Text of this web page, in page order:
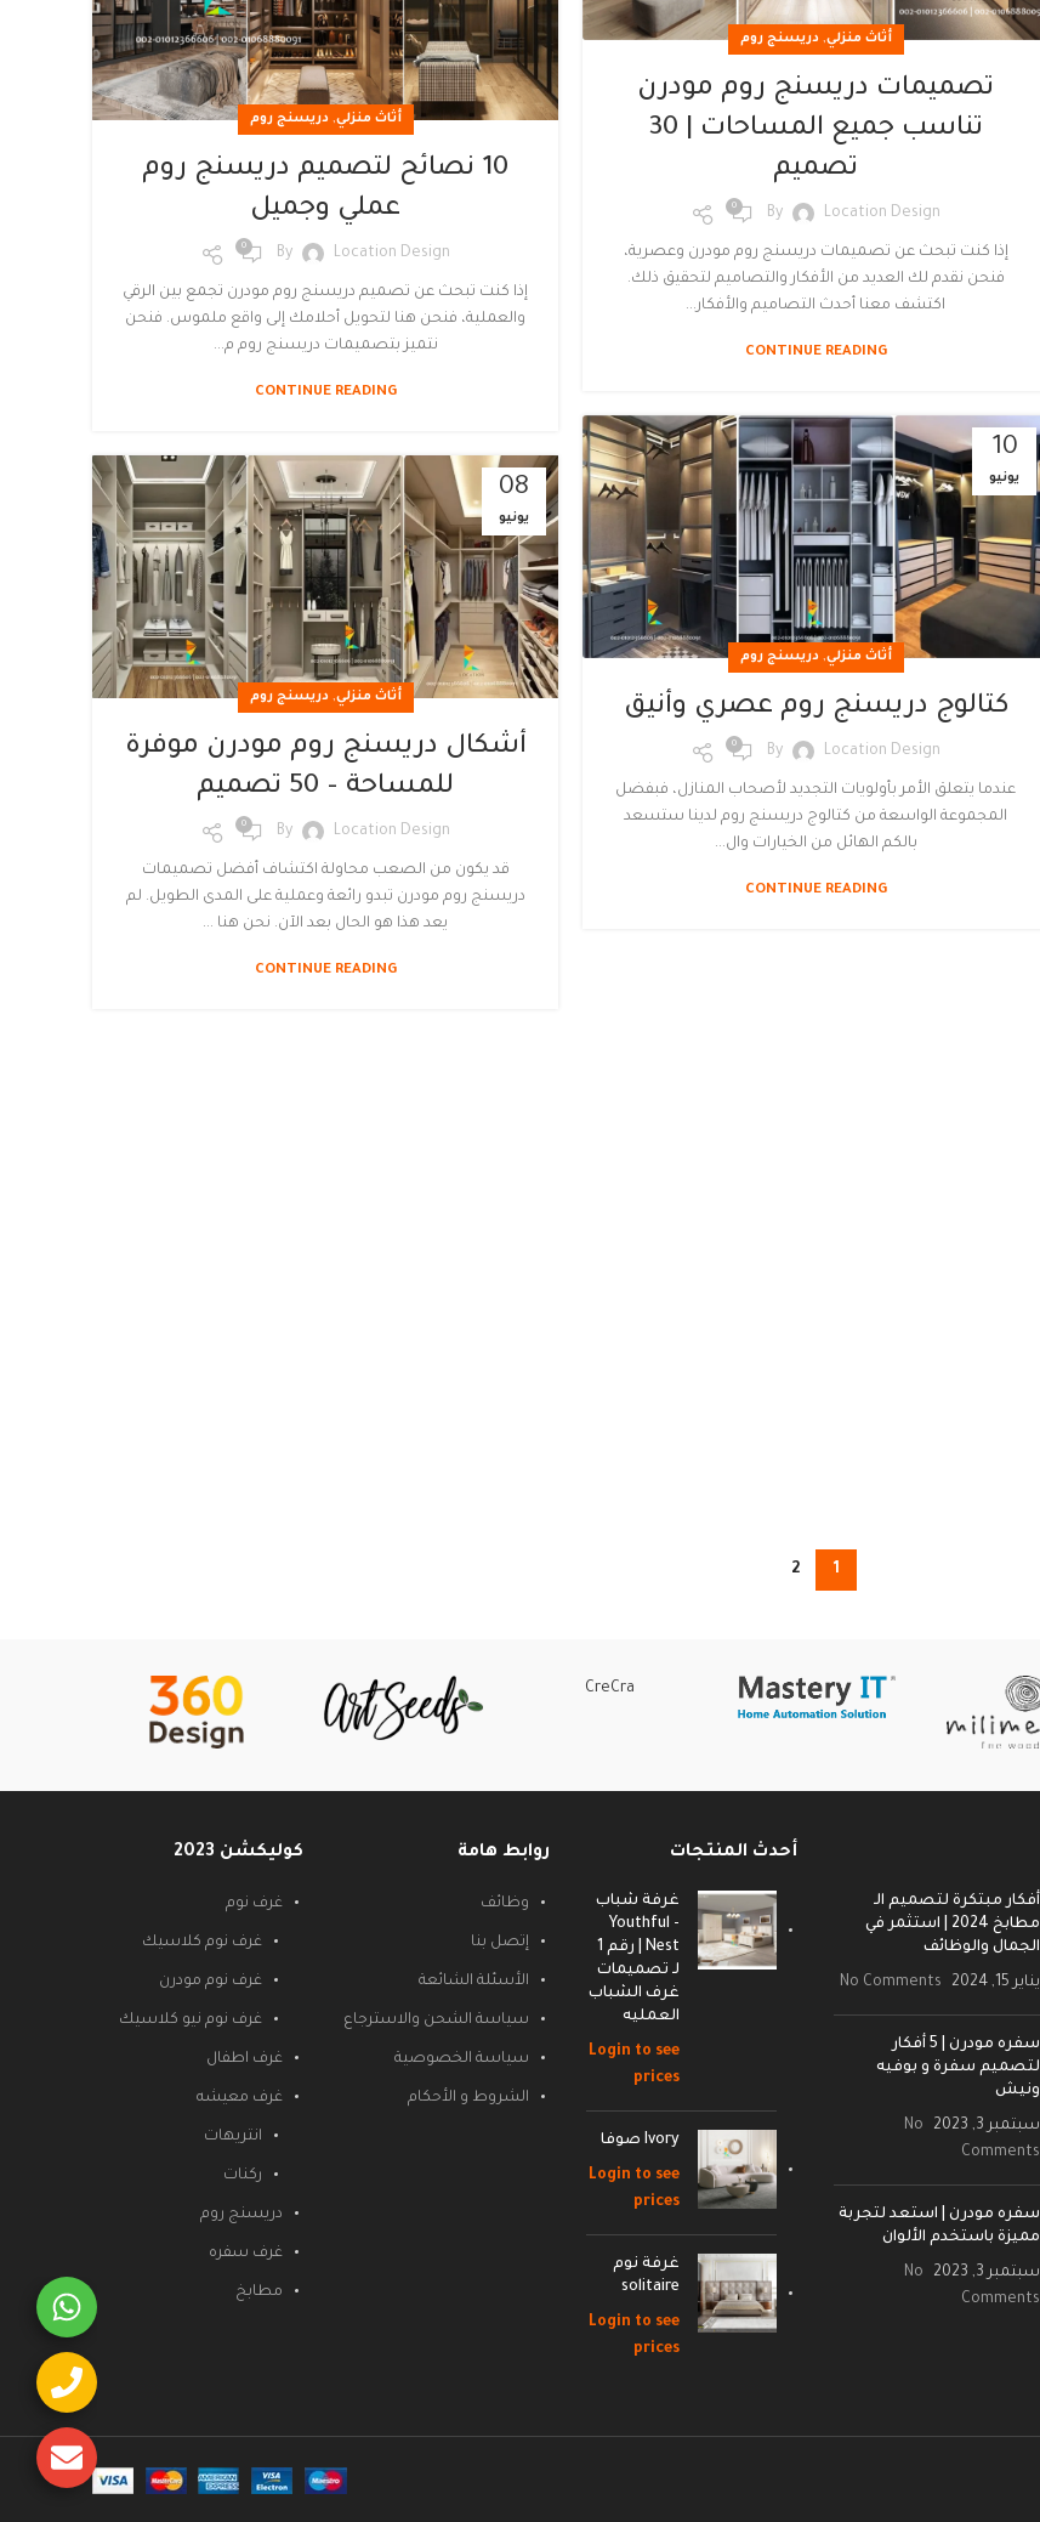
أثاث منزلي, دريسنج روم
تصميمات دريسنج روم مودرن
تناسب جميع المساحات | 30
تصميم
By Location Design
0
إذا كنت تبحث عن تصميمات دريسنج روم مودرن وعصرية،
فنحن نقدم لك العديد من الأفكار والتصاميم لتحقيق ذلك.
اكتشف معنا أحدث التصاميم والأفكار...
CONTINUE READING
أثاث منزلي, دريسنج روم
10 نصائح لتصميم دريسنج روم
عملي وجميل
By Location Design
0
إذا كنت تبحث عن تصميم دريسنج روم مودرن تجمع بين الرقي
والعملية، فنحن هنا لتحويل أحلامك إلى واقع ملموس. فنحن
نتميز بتصميمات دريسنج روم م...
CONTINUE READING
10
يونيو
أثاث منزلي, دريسنج روم
كتالوج دريسنج روم عصري وأنيق
By Location Design
0
عندما يتعلق الأمر بأولويات التجديد لأصحاب المنازل، فبفضل
المجموعة الواسعة من كتالوج دريسنج روم لدينا ستسعد
بالكم الهائل من الخيارات وال...
CONTINUE READING
08
يونيو
أثاث منزلي, دريسنج روم
أشكال دريسنج روم مودرن موفرة
للمساحة – 50 تصميم
By Location Design
0
قد يكون من الصعب محاولة اكتشاف أفضل تصميمات
دريسنج روم مودرن تبدو رائعة وعملية على المدى الطويل. لم
يعد هذا هو الحال بعد الآن. نحن هنا ...
CONTINUE READING
1
2
CreCra
أفكار مبتكرة لتصميم الـ
مطابخ 2024 | استثمر في
الجمال والوظائف
يناير 15, 2024 No Comments
سفره مودرن | 5 أفكار
لتصميم سفرة و بوفيه
ونيش
سبتمبر 3, 2023
No
Comments
سفره مودرن | استعد لتجربة
مميزة باستخدم الألوان
سبتمبر 3, 2023
No
Comments
أحدث المنتجات
غرفة شباب
- Youthful
Nest | رقم 1
لـ تصميمات
غرف الشباب
العمليه
Login to see
prices
Ivory صوفا
Login to see
prices
غرفة نوم
solitaire
Login to see
prices
روابط هامة
وظائف
إتصل بنا
الأسئلة الشائعة
سياسة الشحن والاسترجاع
سياسة الخصوصية
الشروط و الأحكام
كوليكشن 2023
غرف نوم
غرف نوم كلاسيك
غرف نوم مودرن
غرف نوم نيو كلاسيك
غرف اطفال
غرف معيشه
انتريهات
ركنات
دريسنج روم
غرف سفره
مطابخ